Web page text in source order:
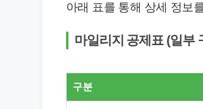
아래 표를 통해 상세 정보
마일리지 공제표 (일부
구분